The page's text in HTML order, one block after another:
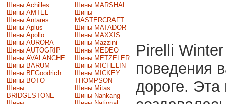
Шины Achilles
Шины AMTEL
Шины Antares
Шины Aplus
Шины Apollo
Шины AURORA
Шины AUTOGRIP
Шины AVALANCHE
Шины BARUM
Шины BFGoodrich
Шины BOTO
Шины
BRIDGESTONE
Шины MARSHAL
Шины
MASTERCRAFT
Шины MATADOR
Шины MAXXIS
Шины Mazzini
Шины MEDEO
Шины METZELER
Шины MICHELIN
Шины MICKEY
THOMPSON
Шины Mitas
Шины Nankang
Pirelli
поведения
дороге. Эта